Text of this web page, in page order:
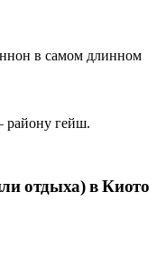
в самом длинном
гейш.
отдыха) в Киото